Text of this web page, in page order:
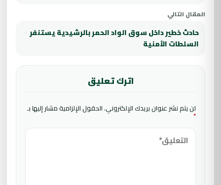
المقال التالي
حادث خطير داخل سوق الواد الحمر بالرشيدية يستنفر
السلطات الأمنية
اترك تعليق
لن يتم نشر عنوان بريدك الإلكتروني.الحقول الإلزامية مشار إليها بـ
*